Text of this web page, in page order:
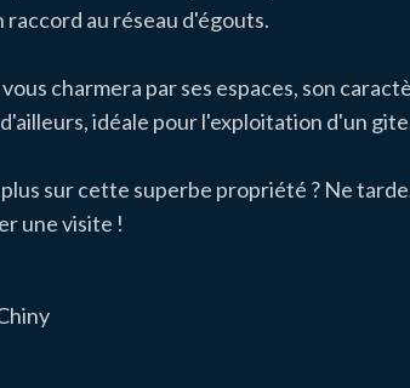
au réseau d'égouts.
charmera par ses espaces, son
idéale pour l'exploitation d'un
sur cette superbe propriété ? Ne
une visite !